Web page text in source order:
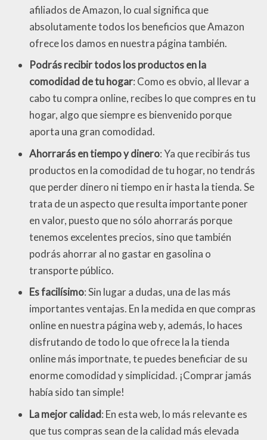
afiliados de Amazon, lo cual significa que
absolutamente todos los beneficios que Amazon
ofrece los damos en nuestra página también.
Podrás recibir todos los productos en la
comodidad de tu hogar: Como es obvio, al llevar a
cabo tu compra online, recibes lo que compres en tu
hogar, algo que siempre es bienvenido porque
aporta una gran comodidad.
Ahorrarás en tiempo y dinero: Ya que recibirás tus
productos en la comodidad de tu hogar, no tendrás
que perder dinero ni tiempo en ir hasta la tienda. Se
trata de un aspecto que resulta importante poner
en valor, puesto que no sólo ahorrarás porque
tenemos excelentes precios, sino que también
podrás ahorrar al no gastar en gasolina o
transporte público.
Es facilísimo: Sin lugar a dudas, una de las más
importantes ventajas. En la medida en que compras
online en nuestra página web y, además, lo haces
disfrutando de todo lo que ofrece la la tienda
online más importnate, te puedes beneficiar de su
enorme comodidad y simplicidad. ¡Comprar jamás
había sido tan simple!
La mejor calidad: En esta web, lo más relevante es
que tus compras sean de la calidad más elevada